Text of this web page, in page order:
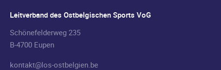
Leitverband des Ostbelgischen Sports VoG
Schönefelderweg 235
B-4700 Eupen
kontakt@los-ostbelgien.be